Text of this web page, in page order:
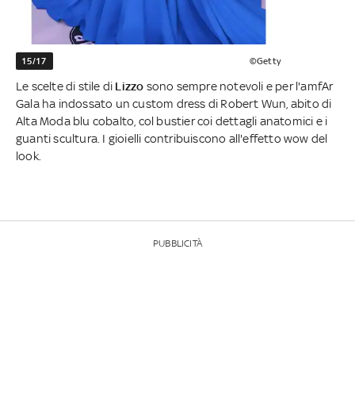
15/17 ©Getty
Le scelte di stile di Lizzo sono sempre notevoli e per l'amfAr
Gala ha indossato un custom dress di Robert Wun, abito di
Alta Moda blu cobalto, col bustier coi dettagli anatomici e i
guanti scultura. I gioielli contribuiscono all'effetto wow del
look.
PUBBLICITÀ